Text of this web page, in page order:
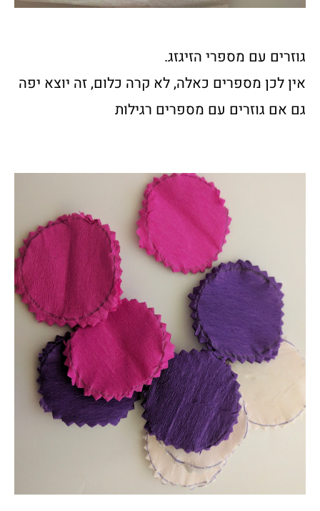
גוזרים עם מספרי הזיגזג.
אין לכן מספרים כאלה, לא קרה כלום, זה יוצא יפה
גם אם גוזרים עם מספרים רגילות